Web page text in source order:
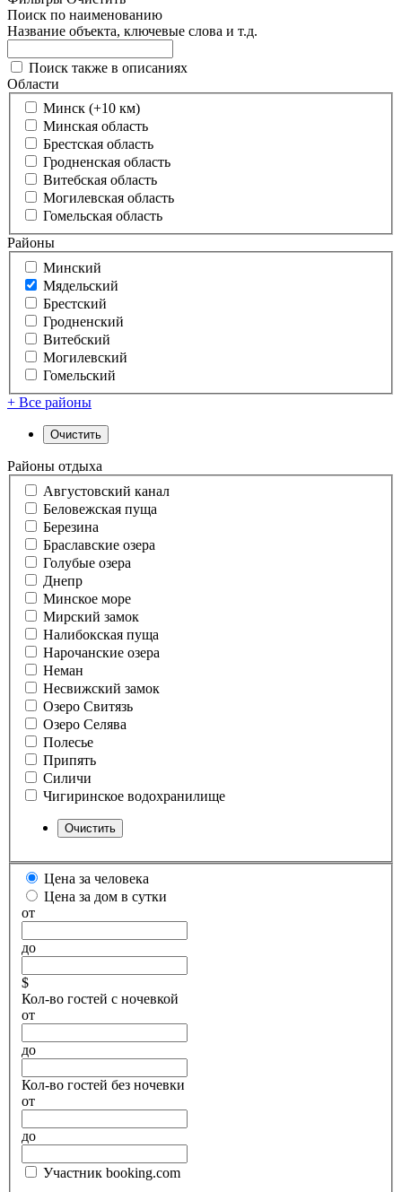
Поиск по наименованию
Название объекта, ключевые слова и т.д.
Поиск также в описаниях
Области
Минск (+10 км)
Минская область
Брестская область
Гродненская область
Витебская область
Могилевская область
Гомельская область
Районы
Минский
Мядельский
Брестский
Гродненский
Витебский
Могилевский
Гомельский
+ Все районы
Районы отдыха
Августовский канал
Беловежская пуща
Березина
Браславские озера
Голубые озера
Днепр
Минское море
Мирский замок
Налибокская пуща
Нарочанские озера
Неман
Несвижский замок
Озеро Свитязь
Озеро Селява
Полесье
Припять
Силичи
Чигиринское водохранилище
Цена за человека
Цена за дом в сутки
от
до
$
Кол-во гостей с ночевкой
от
до
Кол-во гостей без ночевки
от
до
Участник booking.com